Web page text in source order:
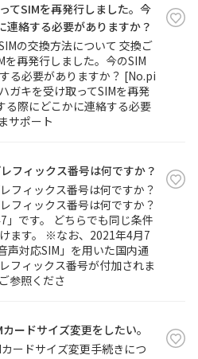
てSIMを再発行しました。今
連絡する必要がありますか？
の交換方法について 交換ご
再発行しました。今のSIM
る必要がありますか？ [No.pi
ガキを受け取ってSIMを再発
る際にどこかに連絡する必要
サポート
フィックス番号は何ですか？
フィックス番号は何ですか？
フィックス番号は何ですか？
」です。 どちらでも同じ条件
ます。 ※なお、2021年4月7
声対応SIM」を用いた国内通
フィックス番号が付加されま
参照くださ
ードサイズ変更をしたい。
カードサイズ変更手続きにつ